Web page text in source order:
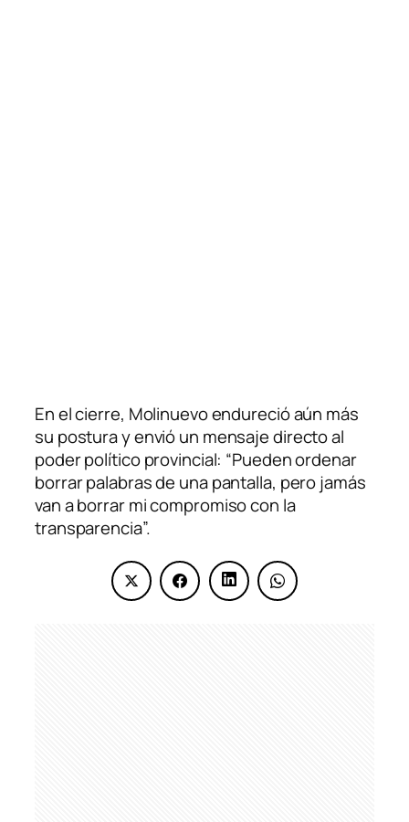
En el cierre, Molinuevo endureció aún más
su postura y envió un mensaje directo al
poder político provincial: “Pueden ordenar
borrar palabras de una pantalla, pero jamás
van a borrar mi compromiso con la
transparencia”.